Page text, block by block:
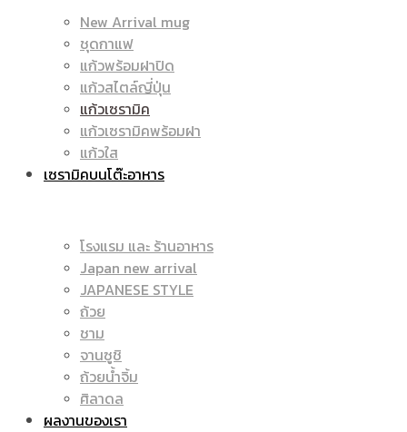
|
แก้ว
ราคา
แก้ว
New Arrival mug
ชุดกาแฟ
แก้วพร้อมฝาปิด
แก้วสไตล์ญี่ปุ่น
แก้วเซรามิค
แก้วเซรามิคพร้อมฝา
แก้วใส
เซรามิคบนโต๊ะอาหาร
โรงแรม และ ร้านอาหาร
Japan new arrival
JAPANESE STYLE
ถ้วย
ชาม
จานซูชิ
ถ้วยน้ำจิ้ม
ศิลาดล
ผลงานของเรา